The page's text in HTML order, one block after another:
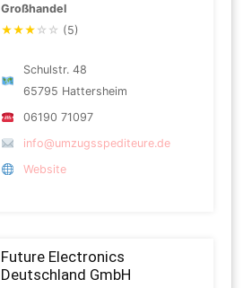
Großhandel
★★★ ☆ ☆ (5)
Schulstr. 48
65795 Hattersheim
06190 71097
info@umzugsspediteure.de
Website
Future Electronics
Deutschland GmbH